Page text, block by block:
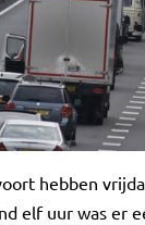
hebben
elf uur was er